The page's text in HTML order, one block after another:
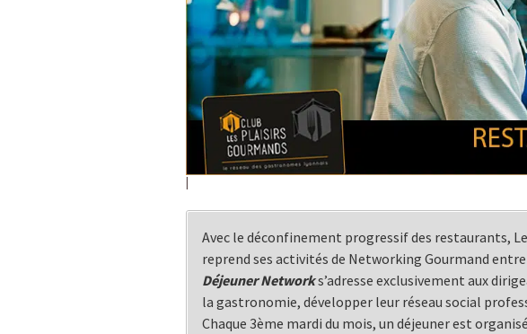
Avec le déconfinement progressif des restaurants,
reprend ses activités de Networking Gourmand
Déjeuner Networks’adresse exclusivement aux
la gastronomie, développer leur réseau social
Chaque 3ème mardi du mois, un déjeuner est